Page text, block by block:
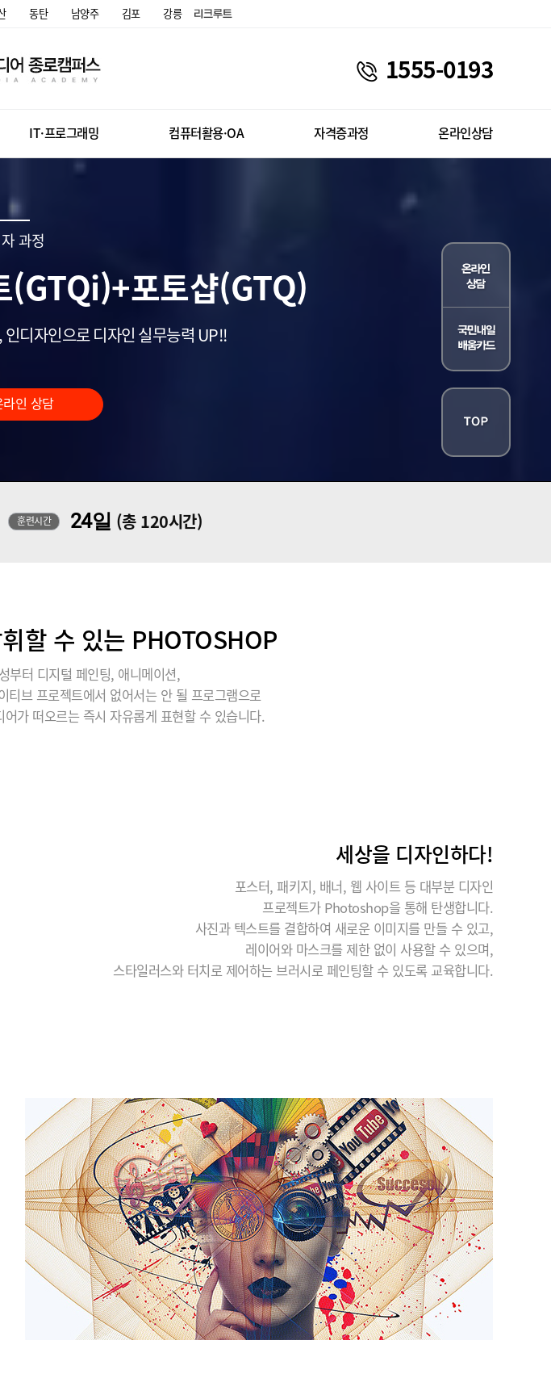
동탄 남양주 김포 강릉
1555-0193
IT·프로그래밍 컴퓨터활용·OA 자격증과정 온라인상담
과정
(GTQi)+포토샵(GTQ)
디자인으로 디자인 실무능력 UP!!
라인 상담
훈련시간 24일 (총 120시간)
할 수 있는 PHOTOSHOP
터 디지털 페인팅, 애니메이션,
티브 프로젝트에서 없어서는 안 될 프로그램으로
가 떠오르는 즉시 자유롭게 표현할 수 있습니다.
세상을 디자인하다!
포스터, 패키지, 배너, 웹 사이트 등 대부분 디자인
프로젝트가 Photoshop을 통해 탄생합니다.
사진과 텍스트를 결합하여 새로운 이미지를 만들 수 있고,
레이어와 마스크를 제한 없이 사용할 수 있으며,
스타일러스와 터치로 제어하는 브러시로 페인팅할 수 있도록 교육합니다.